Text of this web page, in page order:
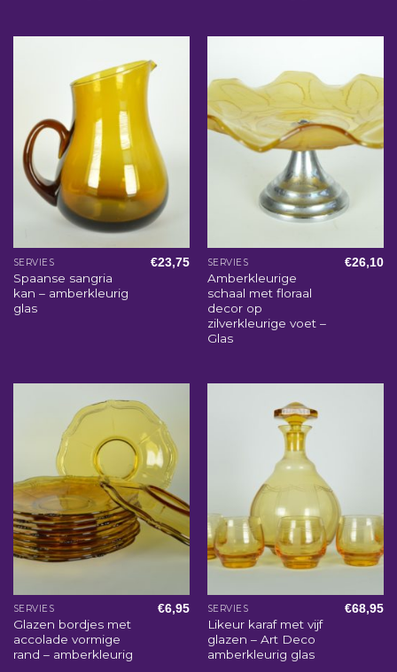
SERVIES
Spaanse sangria
kan – amberkleurig
glas
€23,75 SERVIES
Amberkleurige
schaal met floraal
decor op
zilverkleurige voet –
Glas
€26,10
SERVIES
Glazen bordjes met
accolade vormige
rand – amberkleurig
€6,95 SERVIES
Likeur karaf met vijf
glazen – Art Deco
amberkleurig glas
€68,95